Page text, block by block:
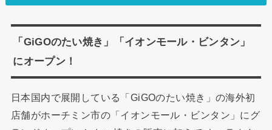
「GiGOのたい焼き」「イオンモール・ビンタン」
にオープン！
日本国内で展開している「GiGOのたい焼き」の海外初
店舗がホーチミン市の「イオンモール・ビンタン」にグ